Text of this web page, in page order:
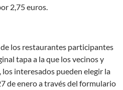
2,75 euros.
los restaurantes participantes
tapa a la que los vecinos y
interesados pueden elegir la
de enero a través del formulario